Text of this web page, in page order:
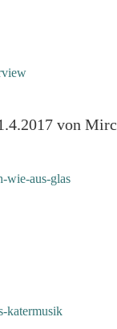
von
wie-aus-glas
katermusik